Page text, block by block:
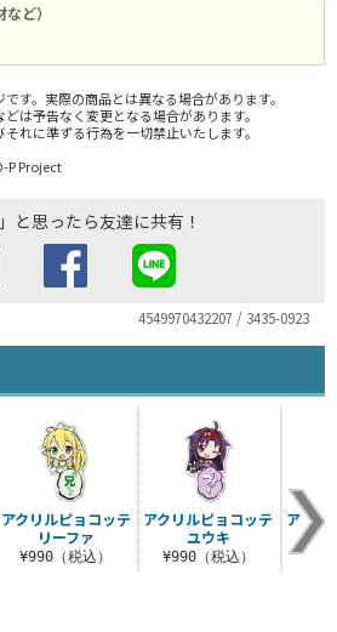
ど）
す。実際の商品とは異なる場合があります。
は予告なく変更となる場合があります。
れに準ずる行為を一切禁止いたします。
P Project
と思ったら友達に共有！
4549970432207 / 3435-0923
アクリルピョコッテ
リーファ
¥990（税込）
アクリルピョコッテ
ユウキ
¥990（税込）
アクリ